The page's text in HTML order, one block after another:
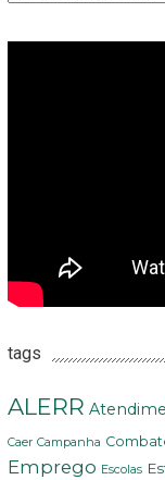
tags
ALERR
Caer Campanha
Emprego Escolas